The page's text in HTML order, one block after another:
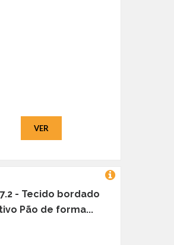
VER
- Tecido bordado
Pão de forma...